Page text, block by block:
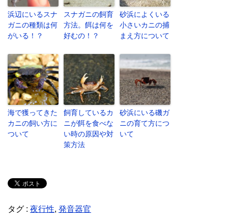
浜辺にいるスナ
ガニの種類は何
がいる！？
スナガニの飼育
方法。餌は何を
好むの！？
砂浜によくいる
小さいカニの捕
まえ方について
海で獲ってきた
カニの飼い方に
ついて
飼育しているカ
ニが餌を食べな
い時の原因や対
策方法
砂浜にいる磯ガ
ニの育て方につ
いて
タグ : 夜行性, 発音器官